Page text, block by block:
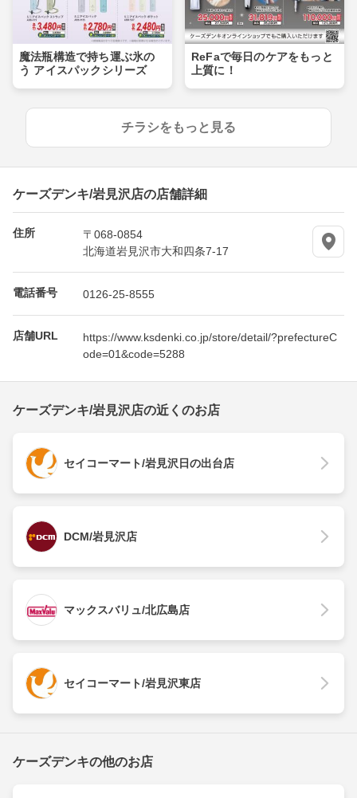
魔法瓶構造で持ち運ぶ氷の
う アイスパックシリーズ
ReFaで毎日のケアをもっと
上質に！
チラシをもっと見る
ケーズデンキ/岩見沢店の店舗詳細
住所
〒068-0854
北海道岩見沢市大和四条7-17
電話番号 0126-25-8555
店舗URL
https://www.ksdenki.co.jp/store/detail/?prefectureC
ode=01&code=5288
ケーズデンキ/岩見沢店の近くのお店
セイコーマート/岩見沢日の出台店
DCM/岩見沢店
マックスバリュ/北広島店
セイコーマート/岩見沢東店
ケーズデンキの他のお店